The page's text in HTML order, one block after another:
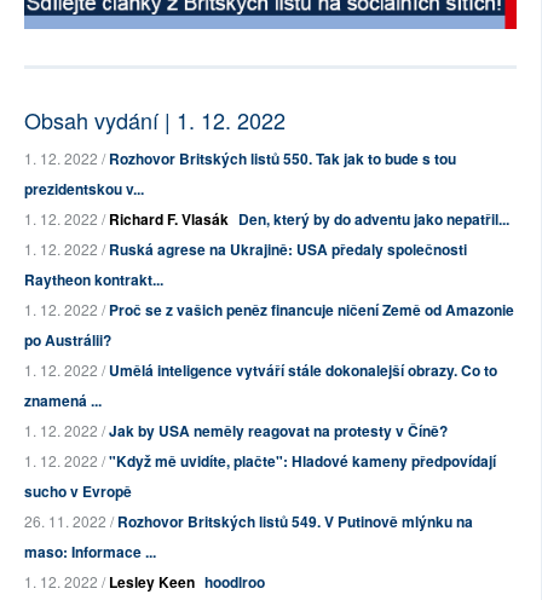
Obsah vydání | 1. 12. 2022
1. 12. 2022 /Rozhovor Britských listů 550. Tak jak to bude s tou
prezidentskou v...
1. 12. 2022 /Richard F. Vlasák Den, který by do adventu jako nepatřil...
1. 12. 2022 /Ruská agrese na Ukrajině: USA předaly společnosti
Raytheon kontrakt...
1. 12. 2022 /Proč se z vašich peněz financuje ničení Země od Amazonie
po Austrálii?
1. 12. 2022 /Umělá inteligence vytváří stále dokonalejší obrazy. Co to
znamená ...
1. 12. 2022 /Jak by USA neměly reagovat na protesty v Číně?
1. 12. 2022 /"Když mě uvidíte, plačte": Hladové kameny předpovídají
sucho v Evropě
26. 11. 2022 /Rozhovor Britských listů 549. V Putinově mlýnku na
maso: Informace ...
1. 12. 2022 /Lesley Keen hoodlroo